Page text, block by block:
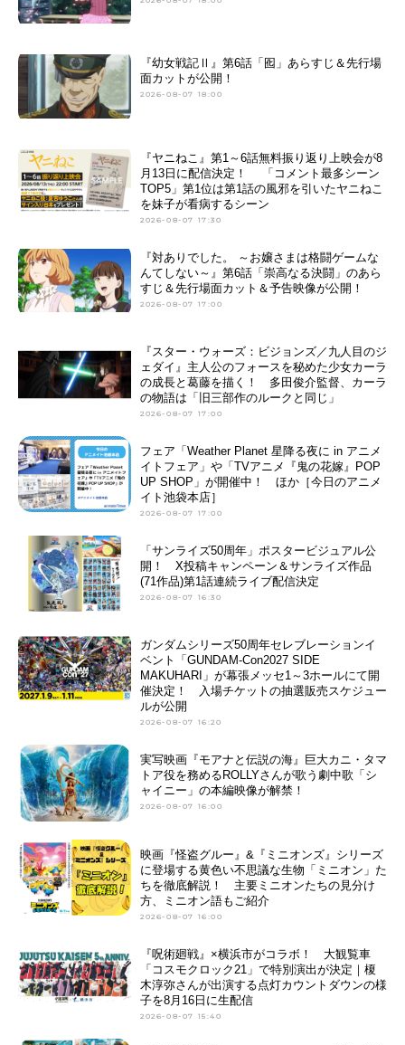
『幼女戦記Ⅱ』第6話「囮」あらすじ＆先行場
面カットが公開！
2026-08-07 18:00
『ヤニねこ』第1～6話無料振り返り上映会が8
月13日に配信決定！ 「コメント最多シーン
TOP5」第1位は第1話の風邪を引いたヤニねこ
を妹子が看病するシーン
2026-08-07 17:30
『対ありでした。 ～お嬢さまは格闘ゲームな
んてしない～』第6話「崇高なる決闘」のあら
すじ＆先行場面カット＆予告映像が公開！
2026-08-07 17:00
『スター・ウォーズ：ビジョンズ／九人目のジ
ェダイ』主人公のフォースを秘めた少女カーラ
の成長と葛藤を描く！ 多田俊介監督、カーラ
の物語は「旧三部作のルークと同じ」
2026-08-07 17:00
フェア「Weather Planet 星降る夜に in アニメ
イトフェア」や「TVアニメ『鬼の花嫁』POP
UP SHOP」が開催中！ ほか［今日のアニメ
イト池袋本店］
2026-08-07 17:00
「サンライズ50周年」ポスタービジュアル公
開！ X投稿キャンペーン＆サンライズ作品
(71作品)第1話連続ライブ配信決定
2026-08-07 16:30
ガンダムシリーズ50周年セレブレーションイ
ベント「GUNDAM-Con2027 SIDE
MAKUHARI」が幕張メッセ1～3ホールにて開
催決定！ 入場チケットの抽選販売スケジュー
ルが公開
2026-08-07 16:20
実写映画『モアナと伝説の海』巨大カニ・タマ
トア役を務めるROLLYさんが歌う劇中歌「シ
ャイニー」の本編映像が解禁！
2026-08-07 16:00
映画『怪盗グルー』&『ミニオンズ』シリーズ
に登場する黄色い不思議な生物「ミニオン」た
ちを徹底解説！ 主要ミニオンたちの見分け
方、ミニオン語もご紹介
2026-08-07 16:00
『呪術廻戦』×横浜市がコラボ！ 大観覧車
「コスモクロック21」で特別演出が決定｜榎
木淳弥さんが出演する点灯カウントダウンの様
子を8月16日に生配信
2026-08-07 15:40